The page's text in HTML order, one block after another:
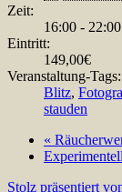
Zeit:
16:00 - 22:00
Eintritt:
149,00€
Veranstaltung-Tags:
Blitz,
stauden
«
Stolz präsentiert